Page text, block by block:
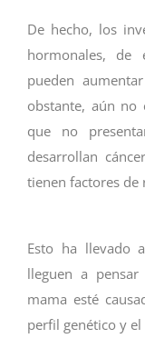
De hecho, los
hormonales,
pueden
obstante, aún no
que no
desarrollan
tienen factores de
Esto ha llevado
lleguen a
mama esté
perfil genético y